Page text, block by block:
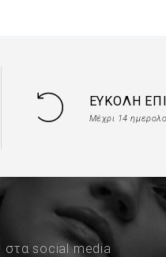
ΕΎΚΟΛΗ
Μέχρι 14
στα social media